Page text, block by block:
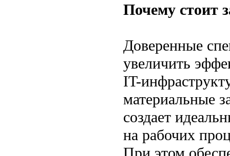
Почему стоит
Доверенные
увеличить
IT-
материальные
создает
на рабочих